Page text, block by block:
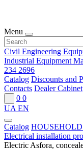
Menu
Civil Engineering
Industrial Equipment
234 2696
Catalog Discounts and
Contacts Dealer Cabinet
0 0
UA EN
Catalog
Electrical installation
Electric Asfora,